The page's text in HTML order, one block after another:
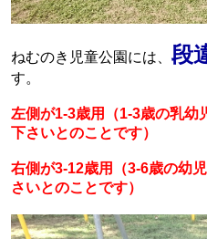
ねむのき児童公園には、 段
す。
左側が1-3歳用（1-3歳の乳幼
下さいとのことです）
右側が3-12歳用（3-6歳の幼
さいとのことです）